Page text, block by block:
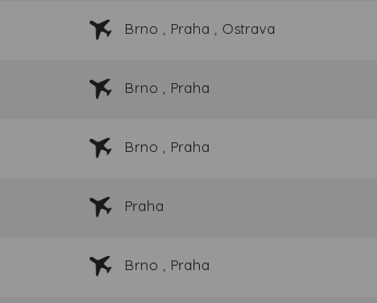
Brno , Praha , Ostrava
Brno , Praha
Brno , Praha
Praha
Brno , Praha